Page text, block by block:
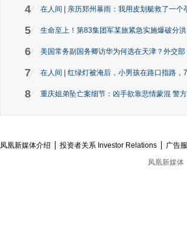
4 在人间 | 亲历郑州暴雨：我用皮划艇救了一个
5 生命至上！第83集团军某旅紧急实施爆破分洪
6 美国常务副国务卿访华为何选在天津？外交部
7 在人间 | 红绿灯被淹后，小男孩在路口指路，
8 重庆姐弟坠亡案细节：凶手欲靠悲情蒙混 警
凤凰新媒体介绍 投资者关系 Investor Relations 广告
凤凰新媒体